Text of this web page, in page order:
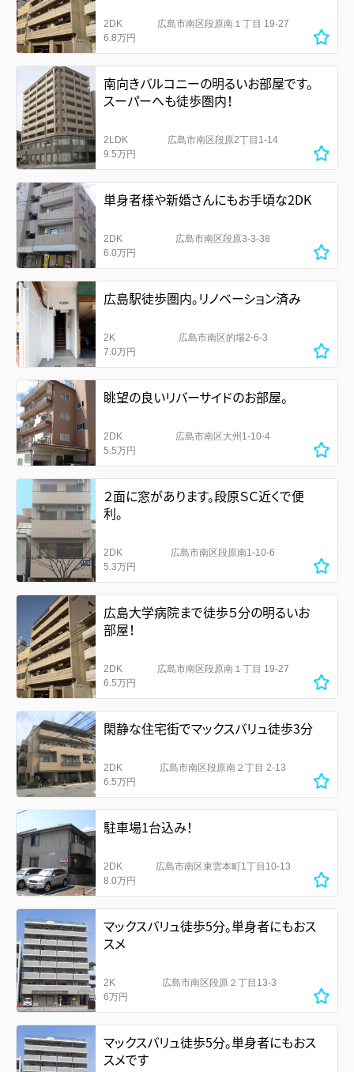
2DK
6.8万円
広島市南区段原南１丁目 19-27
南向きバルコニーの明るいお部屋です。
スーパーへも徒歩圏内！
2LDK
9.5万円
広島市南区段原2丁目1-14
単身者様や新婚さんにもお手頃な2DK
2DK
6.0万円
広島市南区段原3-3-38
広島駅徒歩圏内。リノベーション済み
2K
7.0万円
広島市南区的場2-6-3
眺望の良いリバーサイドのお部屋。
2DK
5.5万円
広島市南区大州1-10-4
２面に窓があります。段原ＳＣ近くで便
利。
2DK
5.3万円
広島市南区段原南1-10-6
広島大学病院まで徒歩５分の明るいお
部屋！
2DK
6.5万円
広島市南区段原南１丁目 19-27
閑静な住宅街でマックスバリュ徒歩3分
2DK
6.5万円
広島市南区段原南２丁目 2-13
駐車場1台込み！
2DK
8.0万円
広島市南区東雲本町1丁目10-13
マックスバリュ徒歩5分。単身者にもおス
スメ
2K
6万円
広島市南区段原２丁目13-3
マックスバリュ徒歩5分。単身者にもおス
スメです